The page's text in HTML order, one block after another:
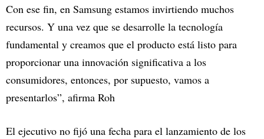
Con ese fin, en Samsung estamos invirtiendo muchos
recursos. Y una vez que se desarrolle la tecnología
fundamental y creamos que el producto está listo para
proporcionar una innovación significativa a los
consumidores, entonces, por supuesto, vamos a
presentarlos”, afirma Roh
El ejecutivo no fijó una fecha para el lanzamiento de los